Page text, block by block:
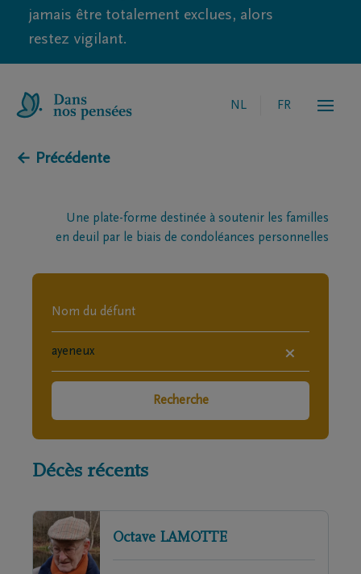
jamais être totalement exclues, alors
restez vigilant.
NL FR
← Précédente
Une plate-forme destinée à soutenir les familles
en deuil par le biais de condoléances personnelles
×
Recherche
Décès récents
Octave LAMOTTE